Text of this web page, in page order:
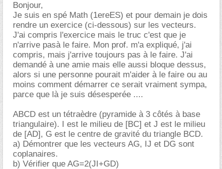
Bonjour,
Je suis en spé Math (1ereES) et pour demain je dois
rendre un exercice (ci-dessous) sur les vecteurs.
J'ai compris l'exercice mais le truc c'est que je
n'arrive pasà le faire. Mon prof. m'a expliqué, j'ai
compris, mais j'arrive toujours pas à le faire. J'ai
demandé à une amie mais elle aussi bloque dessus,
alors si une personne pourait m'aider à le faire ou au
moins comment démarrer ce serait vraiment sympa,
parce que là je suis désesperée ....
ABCD est un tétraèdre (pyramide à 3 côtés à base
triangulaire). I est le milieu de [BC] et J est le milieu
de [AD], G est le centre de gravité du triangle BCD.
a) Démontrer que les vecteurs AG, IJ et DG sont
coplanaires.
b) Vérifier que AG=2(JI+GD)